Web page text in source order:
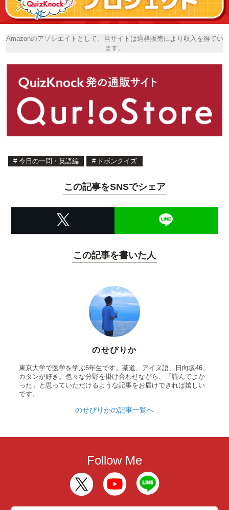
Amazonのアソシエイトとして、当サイトは適格販売により収入を得てい
ます。
# 今日の一問・英語編 # ドボンクイズ
この記事をSNSでシェア
この記事を書いた人
のせぴりか
東京大学で医学を学ぶ6年生です。茶道、アイヌ語、日向坂46、
カタンが好き。色々な分野を掛け合わせながら、「読んでよか
った」と思っていただけるような記事をお届けできれば嬉しい
です。
のせぴりかの記事一覧へ
Follow Me